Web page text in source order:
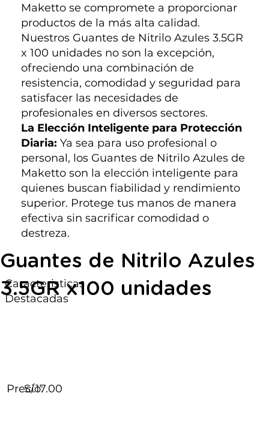
Guantes de Nitrilo Azules
3.5GR x100 unidades
Caracteristicas
Destacadas
S/.17.00
Precio:
Maketto se compromete a proporcionar
productos de la más alta calidad.
Nuestros Guantes de Nitrilo Azules 3.5GR
x 100 unidades no son la excepción,
ofreciendo una combinación de
resistencia, comodidad y seguridad para
satisfacer las necesidades de
profesionales en diversos sectores.
La Elección Inteligente para Protección
Diaria: Ya sea para uso profesional o
personal, los Guantes de Nitrilo Azules de
Maketto son la elección inteligente para
quienes buscan fiabilidad y rendimiento
superior. Protege tus manos de manera
efectiva sin sacrificar comodidad o
destreza.